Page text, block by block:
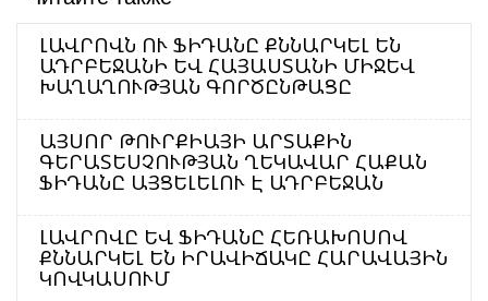
ԼԱՎՐՈՎՆ ՈՒ ՖԻԴԱՆԸ ՔՆՆԱՐԿԵԼ ԵՆ
ԱԴՐԲԵՋԱՆԻ ԵՎ ՀԱՅԱՍՏԱՆԻ ՄԻՋԵՎ
ԽԱՂԱՂՈՒԹՅԱՆ ԳՈՐԾԸՆԹԱՑԸ
ԱՅՍՈՐ ԹՈՒՐՔԻԱՅԻ ԱՐՏԱՔԻՆ
ԳԵՐԱՏԵՍՉՈՒԹՅԱՆ ՂԵԿԱՎԱՐ ՀԱՔԱՆ
ՖԻԴԱՆԸ ԱՅՑԵԼԵԼՈՒ Է ԱԴՐԲԵՋԱՆ
ԼԱՎՐՈՎԸ ԵՎ ՖԻԴԱՆԸ ՀԵՌԱԽՈՍՈՎ
ՔՆՆԱՐԿԵԼ ԵՆ ԻՐԱՎԻՃԱԿԸ ՀԱՐԱՎԱՅԻՆ
ԿՈՎԿԱՍՈՒՄ